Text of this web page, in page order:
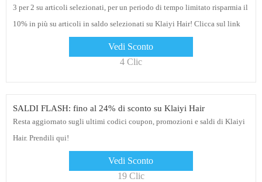
3 per 2 su articoli selezionati, per un periodo di tempo limitato risparmia il
10% in più su articoli in saldo selezionati su Klaiyi Hair! Clicca sul link
Vedi Sconto
4 Clic
SALDI FLASH: fino al 24% di sconto su Klaiyi Hair
Resta aggiornato sugli ultimi codici coupon, promozioni e saldi di Klaiyi
Hair. Prendili qui!
Vedi Sconto
19 Clic